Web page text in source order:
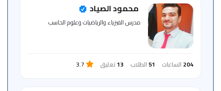
محمود الصياد
مدرس الفيزياء والرياضيات وعلوم الحاسب
204 الساعات 51الطلاب 13تعليق 3.7